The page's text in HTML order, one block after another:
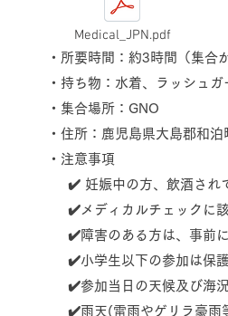
・所要時間：約3時間（集合
・持ち物：水着、ラッシュ
・集合場所：GNO
・住所：鹿児島県大島郡和
・注意事項
✔️ 妊娠中の方、飲酒され
​✔️メディカルチェックに
✔️障害のある方は、事前
✔️小学生以下の参加は保
✔️参加当日の天候及び海
✔️雨天(雷雨やゲリラ豪雨
Medical_JPN.pdf